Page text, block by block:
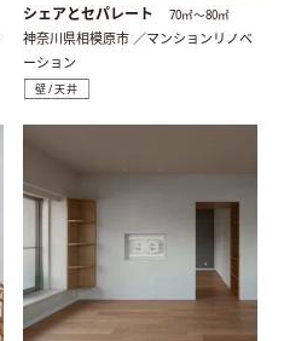
シェアとセパレート 70㎡〜80㎡
神奈川県相模原市 ／マンションリノベ
ーション
壁 / 天井